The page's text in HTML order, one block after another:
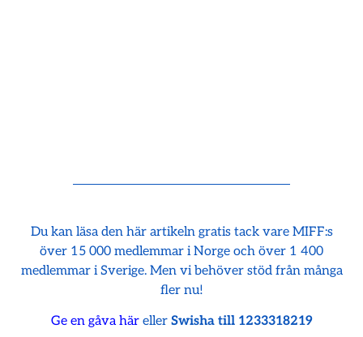
Du kan läsa den här artikeln gratis tack vare MIFF:s
över 15 000 medlemmar i Norge och över 1 400
medlemmar i Sverige. Men vi behöver stöd från många
fler nu!
Ge en gåva häreller Swisha till 1233318219